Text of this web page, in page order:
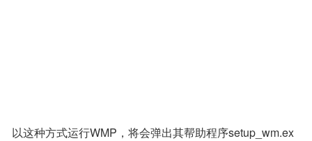
以这种方式运行WMP，将会弹出其帮助程序setup_wm.ex